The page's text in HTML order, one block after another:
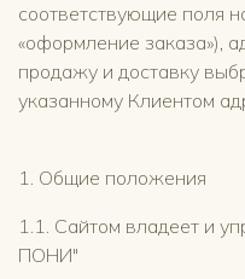
соответствующие поля
«оформление заказа»),
продажу и доставку
указанному Клиентом
1. Общие положения
1.1. Сайтом владеет и
ПОНИ"